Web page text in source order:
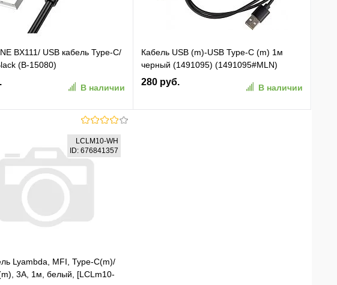
BX111/ USB кабель Type-C/
(B-15080)
В наличии
К сравнению
Кабель USB (m)-USB Type-C (m) 1м
черный (1491095) (1491095#MLN)
280 руб.
В наличии
LCLM10-WH
ID: 676841357
Lyambda, MFI, Type-C(m)/
3A, 1м, белый, [LCLm10-